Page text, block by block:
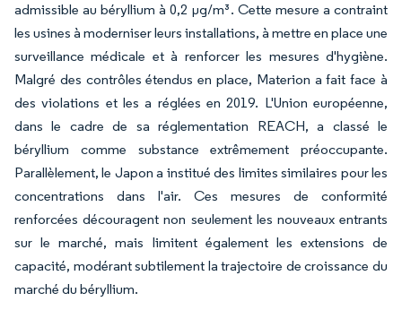
admissible au béryllium à 0,2 µg/m³. Cette mesure a contraint
les usines à moderniser leurs installations, à mettre en place une
surveillance médicale et à renforcer les mesures d'hygiène.
Malgré des contrôles étendus en place, Materion a fait face à
des violations et les a réglées en 2019. L'Union européenne,
dans le cadre de sa réglementation REACH, a classé le
béryllium comme substance extrêmement préoccupante.
Parallèlement, le Japon a institué des limites similaires pour les
concentrations dans l'air. Ces mesures de conformité
renforcées découragent non seulement les nouveaux entrants
sur le marché, mais limitent également les extensions de
capacité, modérant subtilement la trajectoire de croissance du
marché du béryllium.